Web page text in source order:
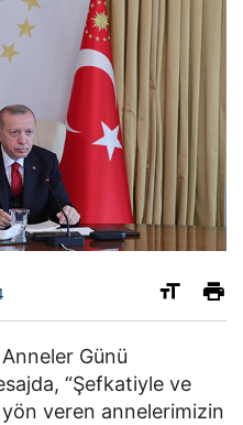
Günü
“Şefkatiyle ve
yön veren annelerimizin